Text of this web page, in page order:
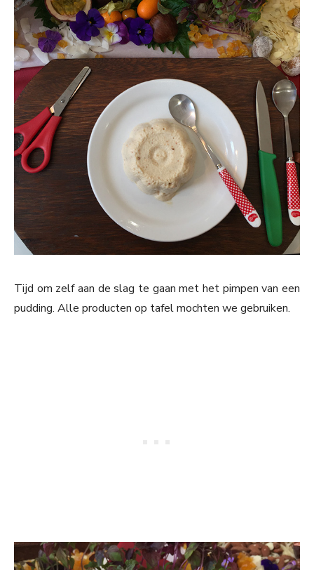
Tijd om zelf aan de slag te gaan met het pimpen van een
pudding. Alle producten op tafel mochten we gebruiken.